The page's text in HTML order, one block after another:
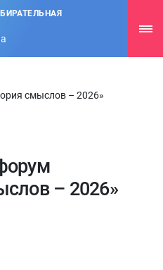
смыслов – 2026»
– 2026»